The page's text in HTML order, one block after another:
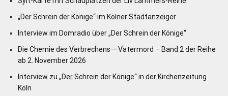
„Der Schrein der Könige“ im Kölner Stadtanzeiger
Interview im Domradio über „Der Schrein der Könige“
Die Chemie des Verbrechens – Vatermord – Band 2 der Reihe
ab 2. November 2026
Interview zu „Der Schrein der Könige“ in der Kirchenzeitung
Köln